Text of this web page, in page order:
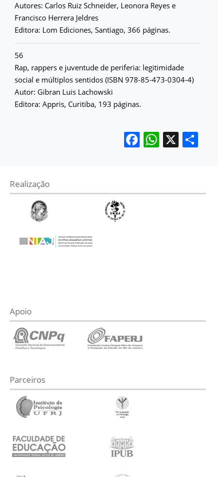
Autores: Carlos Ruiz Schneider, Leonora Reyes e
Francisco Herrera Jeldres
Editora: Lom Ediciones, Santiago, 366 páginas.
56
Rap, rappers e juventude de periferia: legitimidade
social e múltiplos sentidos (ISBN 978-85-473-0304-4)
Autor: Gibran Luis Lachowski
Editora: Appris, Curitiba, 193 páginas.
Facebook
X
Realização
Apoio
Parceiros